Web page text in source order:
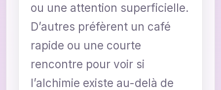
ou une attention superficielle.
D’autres préfèrent un café
rapide ou une courte
rencontre pour voir si
l’alchimie existe au-delà de